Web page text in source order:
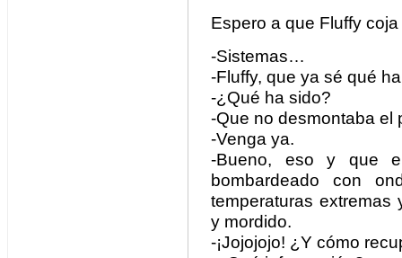
Espero a que Fluffy
-Sistemas…
-Fluffy, que ya sé qué
-¿Qué ha sido?
-Que no desmontaba el
-Venga ya.
-Bueno, eso y que
bombardeado con
temperaturas
y mordido.
-¡Jojojojo! ¿Y cómo